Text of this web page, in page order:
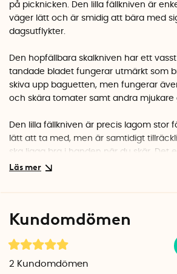
på picknicken. Den lilla fällkniven är
väger lätt och är smidig att bära med
dagsutflykter.
Den hopfällbara skalkniven har ett
tandade bladet fungerar utmärkt som
skiva upp baguetten, men fungerar
och skära tomater samt andra mjukare
Den lilla fällkniven är precis lagom stor
lätt att ta med, men är samtidigt
ska ligga bra i handen när du skär. Det
handtaget är tillverkat i slitstark PP-
När du fäller upp knivbladet låser det
För att låsa upp bladet och fälla ihop
låset åt sidan där det står "PRESS". Håll in
manuellt tillbaka bladet. Det sitter
Kundomdömen
2 Kundomdömen